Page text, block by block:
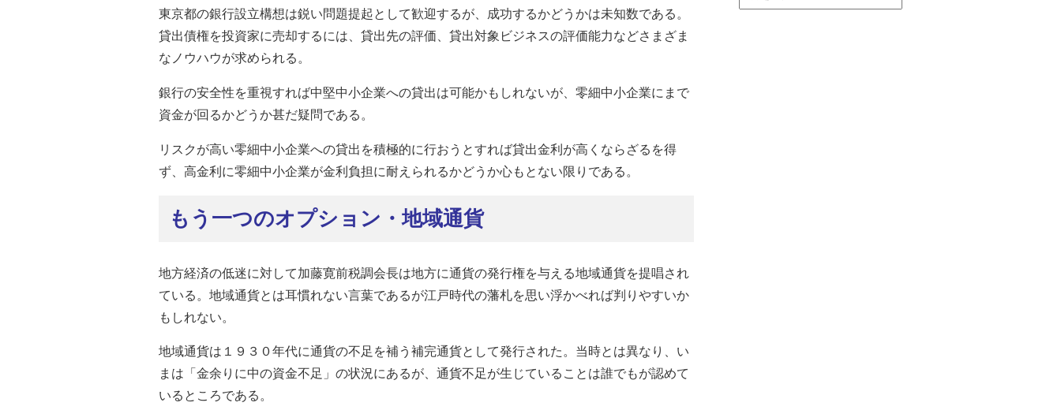
東京都の銀行設立構想は鋭い問題提起として歓迎するが、成功するかどうかは未知数である。
貸出債権を投資家に売却するには、貸出先の評価、貸出対象ビジネスの評価能力などさまざま
なノウハウが求められる。
銀行の安全性を重視すれば中堅中小企業への貸出は可能かもしれないが、零細中小企業にまで
資金が回るかどうか甚だ疑問である。
リスクが高い零細中小企業への貸出を積極的に行おうとすれば貸出金利が高くならざるを得
ず、高金利に零細中小企業が金利負担に耐えられるかどうか心もとない限りである。
もう一つのオプション・地域通貨
地方経済の低迷に対して加藤寛前税調会長は地方に通貨の発行権を与える地域通貨を提唱され
ている。地域通貨とは耳慣れない言葉であるが江戸時代の藩札を思い浮かべれば判りやすいか
もしれない。
地域通貨は１９３０年代に通貨の不足を補う補完通貨として発行された。当時とは異なり、い
まは「金余りに中の資金不足」の状況にあるが、通貨不足が生じていることは誰でもが認めて
いるところである。